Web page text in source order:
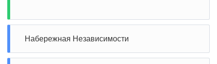
Набережная Независимости
Набережная Независимости, расположенная на